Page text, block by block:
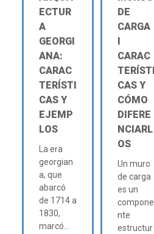
ECTUR
A
GEORGI
ANA:
CARAC
TERÍSTI
CAS Y
EJEMP
LOS
La era
georgian
a, que
abarcó
de 1714 a
1830,
marcó...
DE
CARGA
CARAC
TERÍSTI
CAS Y
CÓMO
DIFERE
NCIARL
OS
Un muro
de carga
es un
compone
nte
estructur